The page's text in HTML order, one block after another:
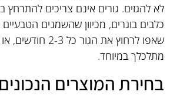
לא להגזים. גורים אינם צריכים להתרחץ
כלבים בוגרים, מכיוון שהשמנים
שאפו לרחוץ את
מתלכלך במיוחד.
בחירת המוצרים הנכונים